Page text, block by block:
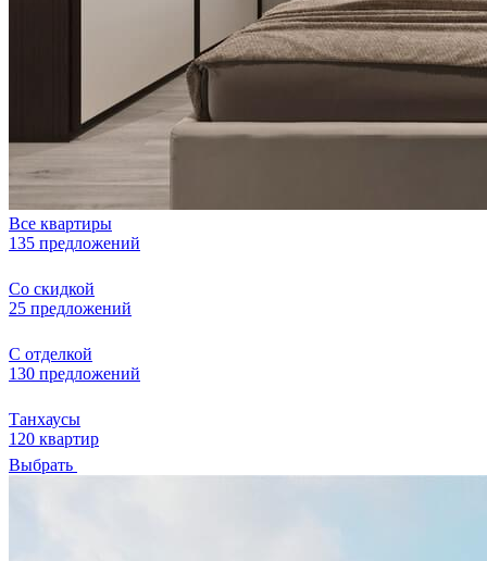
Все квартиры
135 предложений
Со скидкой
25 предложений
С отделкой
130 предложений
Танхаусы
120 квартир
Выбрать